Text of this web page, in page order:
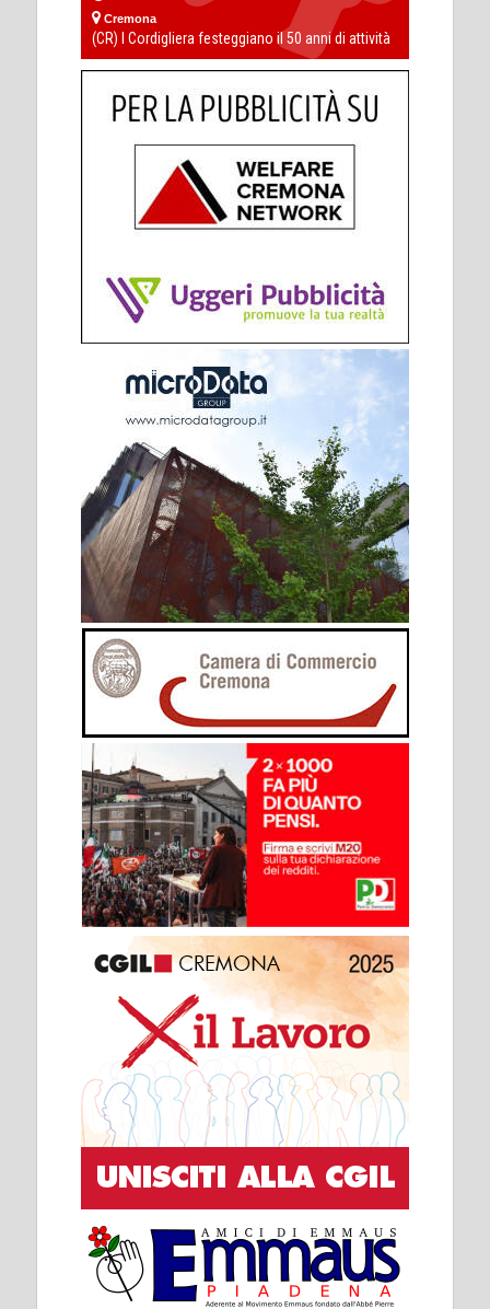
Cremona
(CR) I Cordigliera festeggiano il 50 anni di attività